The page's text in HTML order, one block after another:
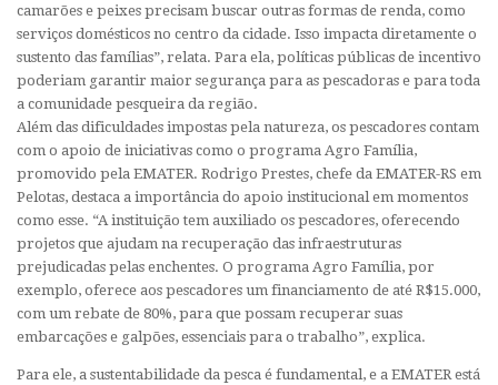
camarões e peixes precisam buscar outras formas de renda, como
serviços domésticos no centro da cidade. Isso impacta diretamente o
sustento das famílias”, relata. Para ela, políticas públicas de incentivo
poderiam garantir maior segurança para as pescadoras e para toda
a comunidade pesqueira da região.
Além das dificuldades impostas pela natureza, os pescadores contam
com o apoio de iniciativas como o programa Agro Família,
promovido pela EMATER. Rodrigo Prestes, chefe da EMATER-RS em
Pelotas, destaca a importância do apoio institucional em momentos
como esse. “A instituição tem auxiliado os pescadores, oferecendo
projetos que ajudam na recuperação das infraestruturas
prejudicadas pelas enchentes. O programa Agro Família, por
exemplo, oferece aos pescadores um financiamento de até R$15.000,
com um rebate de 80%, para que possam recuperar suas
embarcações e galpões, essenciais para o trabalho”, explica.
Para ele, a sustentabilidade da pesca é fundamental, e a EMATER está